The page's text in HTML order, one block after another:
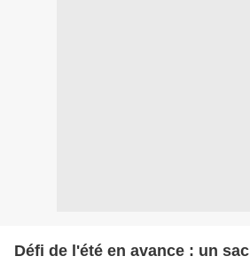
Défi de l'été en avance : un sac